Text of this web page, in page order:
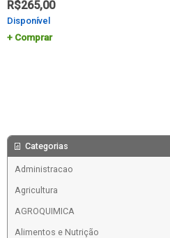
R$265,00
Disponível
Comprar
Categorias
Administracao
Agricultura
AGROQUIMICA
Alimentos e Nutrição